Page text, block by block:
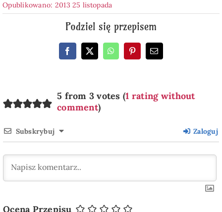
Opublikowano: 2013 25 listopada
Podziel się przepisem
5 from 3 votes (1 rating without
comment)
Subskrybuj Zaloguj
Ocena Przepisu